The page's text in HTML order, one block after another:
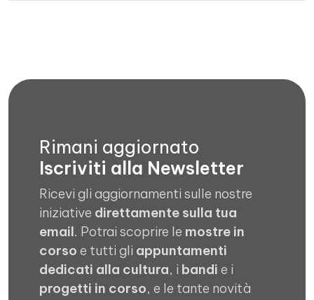
Rimani aggiornato
Iscriviti alla Newsletter
Ricevi gli aggiornamenti sulle nostre
iniziative direttamente sulla tua
email. Potrai scoprire le mostre in
corso e tutti gli appuntamenti
dedicati alla cultura, i bandi e i
progetti in corso, e le tante novità